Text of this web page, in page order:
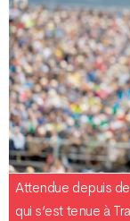
Attendue depuis
qui s’est tenue à